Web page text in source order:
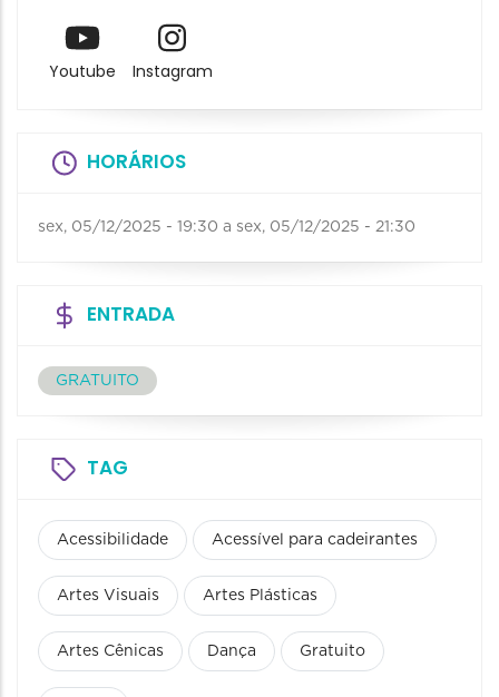
Youtube Instagram
HORÁRIOS
sex, 05/12/2025 - 19:30 a sex, 05/12/2025 - 21:30
ENTRADA
GRATUITO
TAG
Acessibilidade Acessível para cadeirantes
Artes Visuais Artes Plásticas
Artes Cênicas Dança Gratuito